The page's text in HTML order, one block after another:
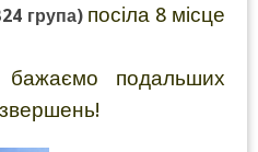
24 група) посіла 8 місце
бажаємо подальших
звершень!